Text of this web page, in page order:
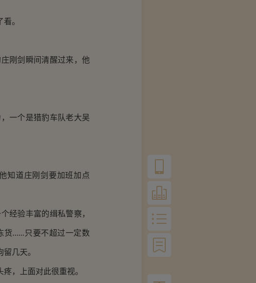
。
刚剑瞬间清醒过来，他
一个是猎豹车队老大吴
知道庄刚剑要加班加点
验丰富的缉私警察，
......只要不超过一定数
几天。
，上面对此很重视。